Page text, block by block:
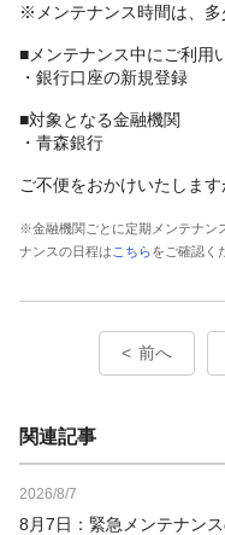
※メンテナンス時間は、多
■メンテナンス中にご利用
・銀行口座の新規登録
■対象となる金融機関
・青森銀行
ご不便をおかけいたしま
※金融機関ごとに定期メンテナン
ナンスの日程は こちらをご確認く
前へ
関連記事
2026/8/7
8月7日：緊急メンテナン